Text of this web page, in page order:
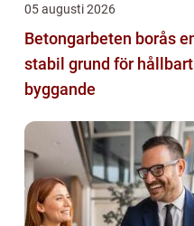
05 augusti 2026
Betongarbeten borås en
stabil grund för hållbart
byggande